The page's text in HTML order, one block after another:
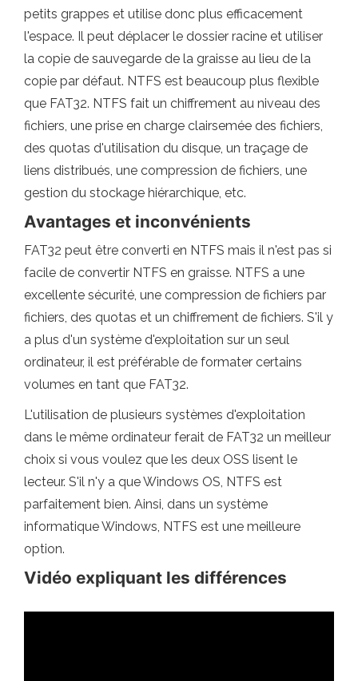
petits grappes et utilise donc plus efficacement
l'espace. Il peut déplacer le dossier racine et utiliser
la copie de sauvegarde de la graisse au lieu de la
copie par défaut. NTFS est beaucoup plus flexible
que FAT32. NTFS fait un chiffrement au niveau des
fichiers, une prise en charge clairsemée des fichiers,
des quotas d'utilisation du disque, un traçage de
liens distribués, une compression de fichiers, une
gestion du stockage hiérarchique, etc.
Avantages et inconvénients
FAT32 peut être converti en NTFS mais il n'est pas si
facile de convertir NTFS en graisse. NTFS a une
excellente sécurité, une compression de fichiers par
fichiers, des quotas et un chiffrement de fichiers. S'il y
a plus d'un système d'exploitation sur un seul
ordinateur, il est préférable de formater certains
volumes en tant que FAT32.
L'utilisation de plusieurs systèmes d'exploitation
dans le même ordinateur ferait de FAT32 un meilleur
choix si vous voulez que les deux OSS lisent le
lecteur. S'il n'y a que Windows OS, NTFS est
parfaitement bien. Ainsi, dans un système
informatique Windows, NTFS est une meilleure
option.
Vidéo expliquant les différences